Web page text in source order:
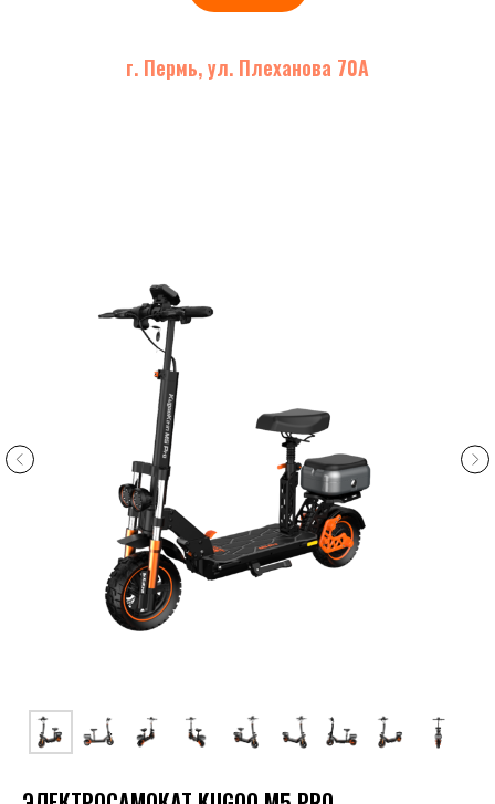
г. Пермь, ул. Плеханова 70А